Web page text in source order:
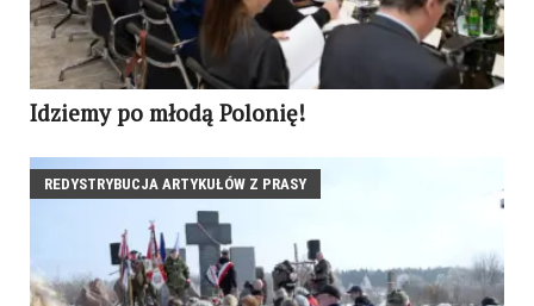
Idziemy po młodą Polonię!
REDYSTRYBUCJA ARTYKUŁÓW Z PRASY